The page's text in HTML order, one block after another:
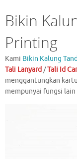
Bikin
Printing
Kami Bikin Kalung
Tali Lanyard /Tali Id
menggantungkan
mempunyai fungsi